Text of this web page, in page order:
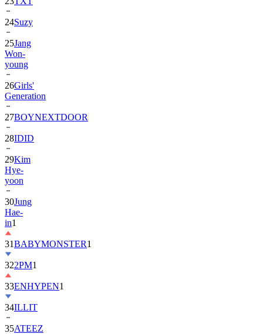
24Suzy
25Jang
Won-
young
26Girls'
Generation
27BOYNEXTDOOR
28IDID
29Kim
Hye-
yoon
30Jung
Hae-
in1
31BABYMONSTER1
322PM1
33ENHYPEN1
34ILLIT
35ATEEZ